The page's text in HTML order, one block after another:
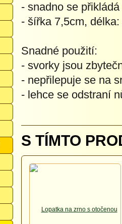
- snadno se
- šířka 7,5cm,
Snadné použití:
- svorky jsou
- nepřilepuje se na
- lehce se odstraní
S TÍMTO